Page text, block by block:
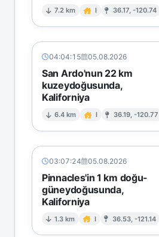
7.2 km I 36.17, -120.74
04:04:15 05.08.2026
San Ardo'nun 22 km
kuzeydoğusunda,
Kaliforniya
6.4 km I 36.19, -120.77
03:07:24 05.08.2026
Pinnacles'in 1 km doğu-
güneydoğusunda,
Kaliforniya
1.3 km I 36.53, -121.14